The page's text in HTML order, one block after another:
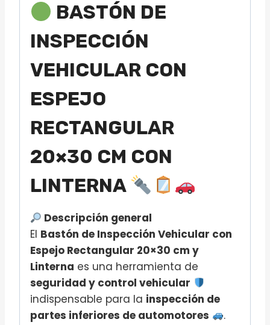
BASTÓN DE
INSPECCIÓN
VEHICULAR CON
ESPEJO
RECTANGULAR
20×30 CM CON
LINTERNA
Descripción general
El Bastón de Inspección Vehicular con
Espejo Rectangular 20×30 cm y
Linterna es una herramienta de
seguridad y control vehicular
indispensable para la inspección de
partes inferiores de automotores
.